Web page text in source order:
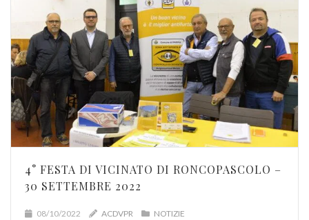
4° FESTA DI VICINATO DI RONCOPASCOLO –
30 SETTEMBRE 2022
08/10/2022 ACDVPR NOTIZIE